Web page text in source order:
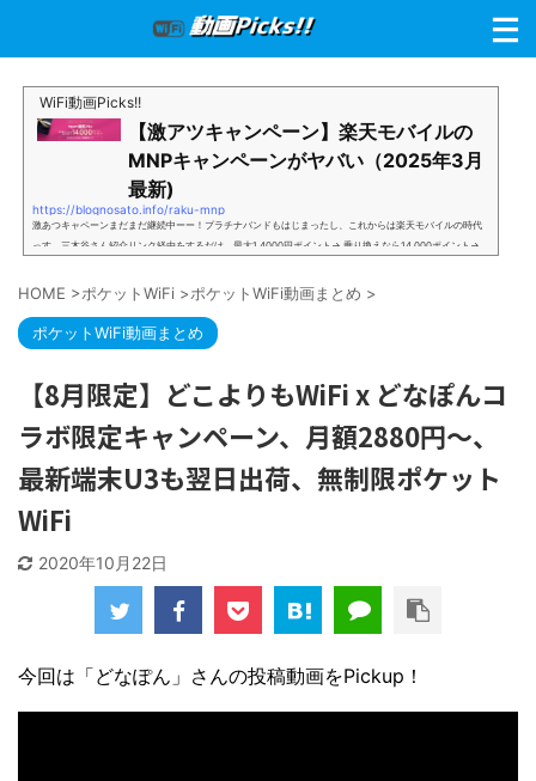
WiFi動画Picks!!
【激アツキャンペーン】楽天モバイルの
MNPキャンペーンがヤバい（2025年3月
最新)
https://blognosato.info/raku-mnp
激あつキャペーンまだまだ継続中ーー！プラチナバンドもはじまったし、これからは楽天モバイルの時代
っす。三木谷さん紹介リンク経由をするだけ。最大1,4000円ポイント→ 乗り換えなら14,000ポイント→
谷さんキャンペーン／2回線目以降でもOK再契約でもでもOK背水の陣の楽天モバイル。ついに「最後の賭
別招待ページから楽天モバイ...
HOME >ポケットWiFi >ポケットWiFi動画まとめ >
ポケットWiFi動画まとめ
【8月限定】どこよりもWiFi x どなぽんコ
ラボ限定キャンペーン、月額2880円〜、
最新端末U3も翌日出荷、無制限ポケット
WiFi
2020年10月22日
今回は「どなぽん」さんの投稿動画をPickup！